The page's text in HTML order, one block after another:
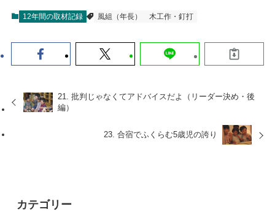
12年間の取材記録 風組（年長） 木工作・釘打
21. 批判じゃなくてアドバイスだよ（リーダー決め・後
編）
23. 合宿でふくらむ5歳児の誇り
カテゴリー